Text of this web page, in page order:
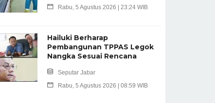
Rabu, 5 Agustus 2026 | 23:24 WIB
Hailuki Berharap
Pembangunan TPPAS Legok
Nangka Sesuai Rencana
Seputar Jabar
Rabu, 5 Agustus 2026 | 08:59 WIB